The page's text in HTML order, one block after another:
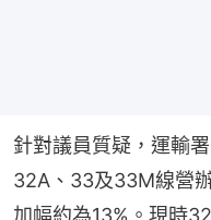
針對議員質疑，運輸
32A、33及33M線營
加幅約為13%。現時